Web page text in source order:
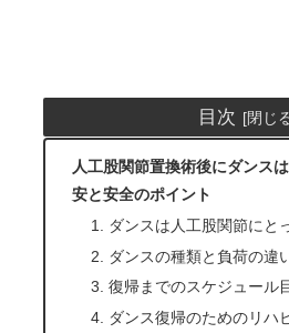
目次
人工股関節置換術後にダンス
安と安全のポイント
1. ダンスは人工股関節にと
2. ダンスの種類と負荷の違
3. 復帰までのスケジュール
4. ダンス復帰のためのリハ